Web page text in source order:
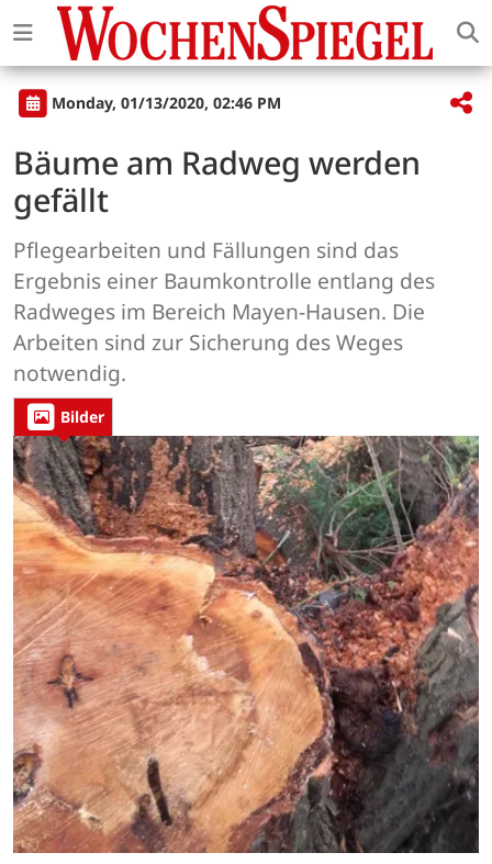
Monday, 01/13/2020, 02:46 PM
Bäume am Radweg werden
gefällt
Pflegearbeiten und Fällungen sind das
Ergebnis einer Baumkontrolle entlang des
Radweges im Bereich Mayen-Hausen. Die
Arbeiten sind zur Sicherung des Weges
notwendig.
Bilder